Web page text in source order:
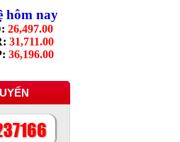
hôm nay
26,497.00
31,711.00
36,196.00